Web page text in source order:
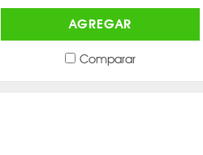
AGREGAR
Comparar